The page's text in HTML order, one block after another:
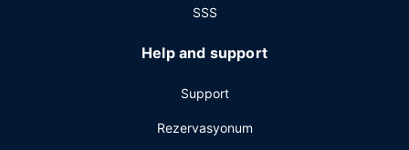
SSS
Help and support
Support
Rezervasyonum